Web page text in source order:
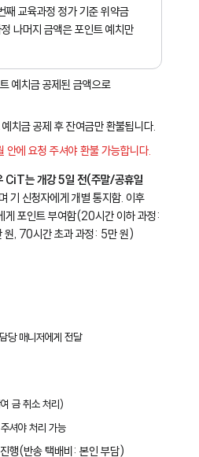
째 교육과정 정가 기준 위약금
나머지 금액은 포인트 예치만
예치금 공제된 금액으로
치금 공제 후 잔여금만 환불됩니다.
에 요청 주셔야 환불 가능합니다.
CiT는 개강 5일 전(주말/공휴일
기 신청자에게 개별 통지함. 이후
게 포인트 부여함(20시간 이하 과정:
, 70시간 초과 과정: 5만 원)
당 매니저에게 전달
금 취소 처리)
셔야 처리 가능
행(반송 택배비: 본인 부담)